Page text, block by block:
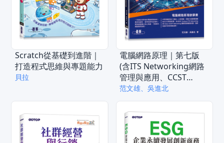
Scratch從基礎到進階｜
打造程式思維與專題能力
貝拉
電腦網路原理｜第七版
(含ITS Networking網路
管理與應用、CCST
Networking網路管理國
際認證模擬試題)
范文雄、吳進北